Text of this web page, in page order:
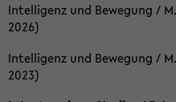
Intelligenz und Bewegung /
2026)
Intelligenz und Bewegung /
2023)